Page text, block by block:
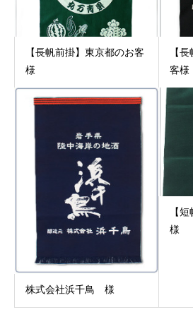
【長帆前掛】東京都のお客
様
【
客様
株式会社浜千鳥 様
【
様